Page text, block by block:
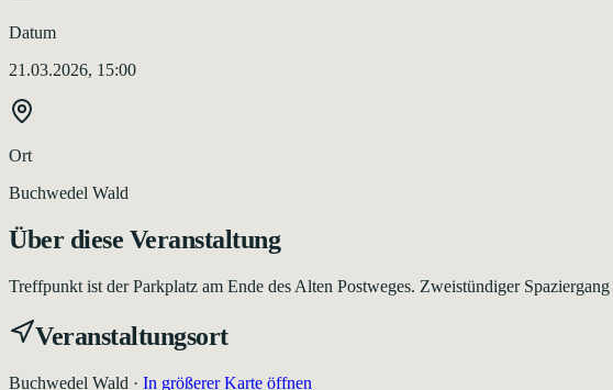
Datum
21.03.2026, 15:00
Ort
Buchwedel Wald
Über diese Veranstaltung
Treffpunkt ist der Parkplatz am Ende des Alten Postweges. Zweistündiger
Veranstaltungsort
Buchwedel Wald · In größerer Karte öffnen